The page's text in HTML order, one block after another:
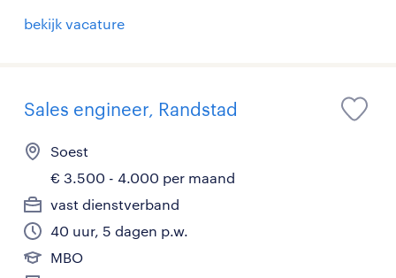
bekijk vacature
Sales engineer, Randstad
Soest
€ 3.500 - 4.000 per maand
vast dienstverband
40 uur, 5 dagen p.w.
MBO